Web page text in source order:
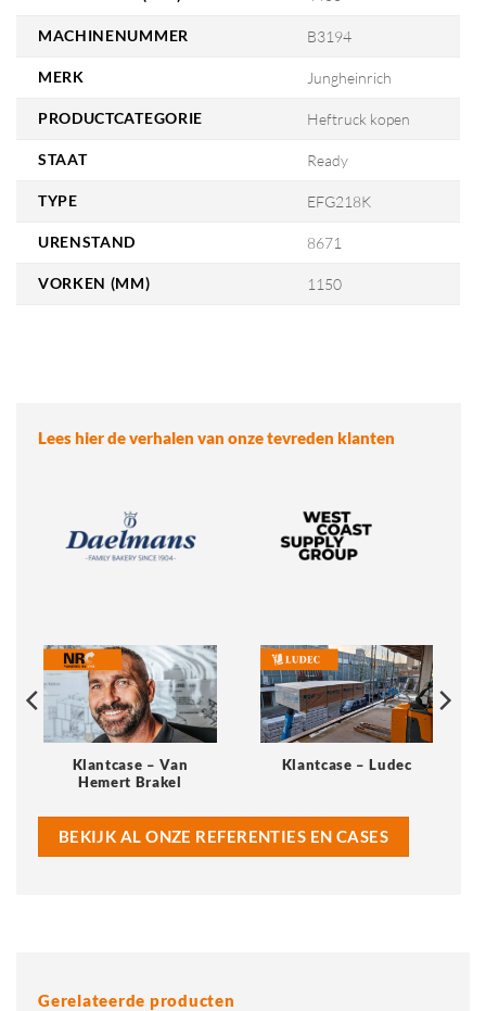
MACHINENUMMER B3194
MERK Jungheinrich
PRODUCTCATEGORIE Heftruck kopen
STAAT Ready
TYPE EFG218K
URENSTAND 8671
VORKEN (MM) 1150
Lees hier de verhalen van onze tevreden klanten
Klantcase – Van
Hemert Brakel
Klantcase – Ludec
BEKIJK AL ONZE REFERENTIES EN CASES
Gerelateerde producten